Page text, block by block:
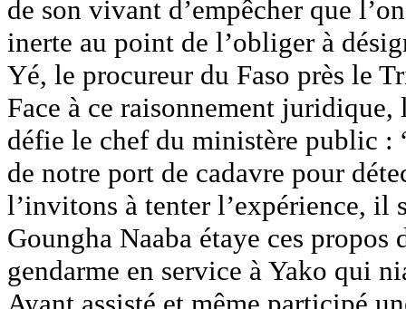
de son vivant d’empêcher que
inerte au point de l’obliger à
Yé, le procureur du Faso près le
Face à ce raisonnement
défie le chef du ministère public :
de notre port de cadavre pour
l’invitons à tenter l’expérience, il
Goungha Naaba étaye ces
gendarme en service à Yako qui